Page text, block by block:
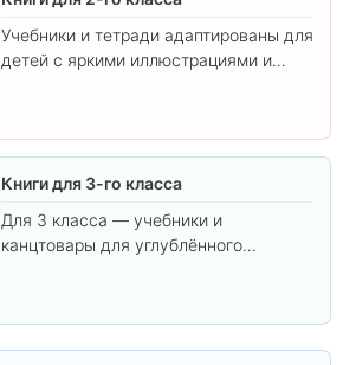
Учебники и тетради адаптированы для
детей с яркими иллюстрациями и
Книги для 3-го класса
Для 3 класса — учебники и
канцтовары для углублённого